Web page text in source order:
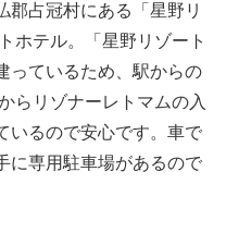
郡占冠村にある「星野リ
ホテル。「星野リゾート
っているため、駅からの
らリゾナーレトマムの入
いるので安心です。車で
に専用駐車場があるので